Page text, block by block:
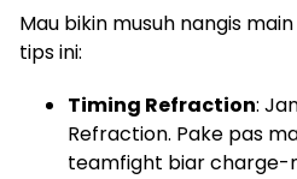
Mau bikin musuh nangis
tips ini:
Timing Refraction:
Refraction. Pake pas
teamfight biar charge-